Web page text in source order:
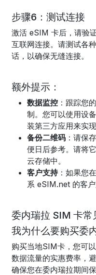
步骤6：测试连接
激活 eSIM 卡后，请验
互联网连接。请测试各
话，以确保无缝连接。
额外提示：
数据监控 ：跟踪您
制。您可以使用设
装第三方应用来实现
备份二维码 ：请保
便日后参考。请将
云存储中。
客户支持：如果您
系 eSIM.net 的客户
委内瑞拉 SIM 卡常
我为什么要购买委
购买当地SIM卡，您可
数据流量的实惠费率，
确保您在委内瑞拉期间